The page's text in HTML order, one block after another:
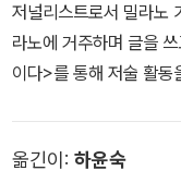
Orologi da Polso> 출
작품 <알파 로메오-
ng>(1997년)을 저술
관련 간행물에 글을 쓰
저널리스트로서 밀라노
라노에 거주하며 글을
이다>를 통해 저술 활동
<쿠페 앤 스파이더>의
옮긴이: 하윤숙